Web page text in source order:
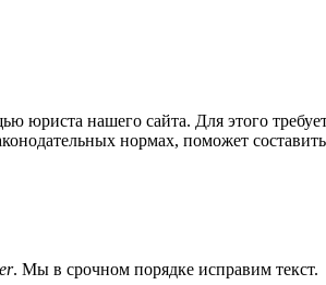
юриста нашего сайта. Для этого
нормах, поможет
. Мы в срочном порядке исправим текст.